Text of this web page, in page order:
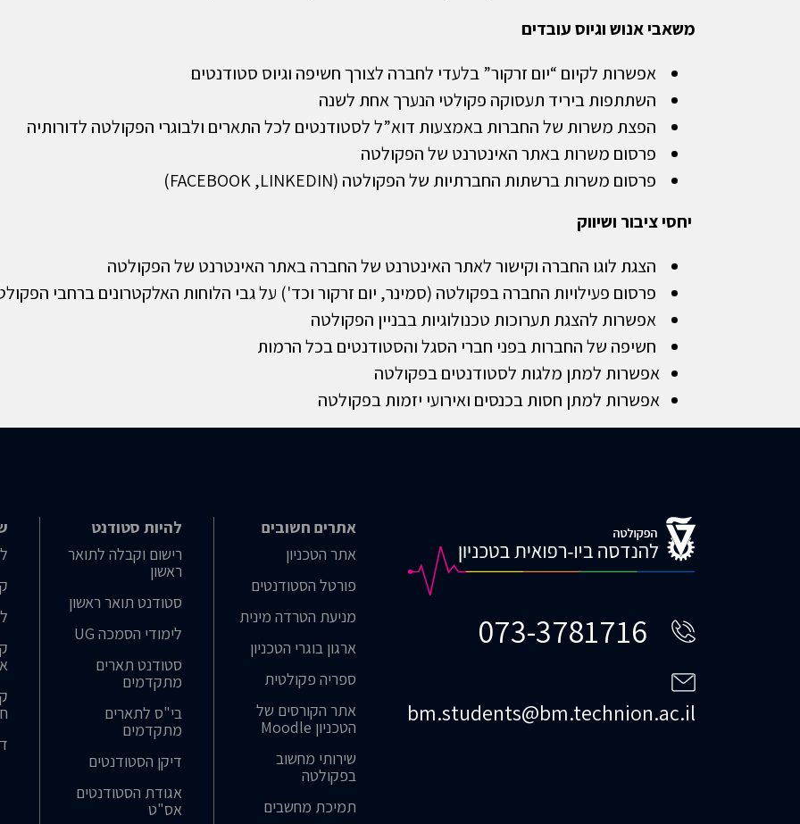
משאבי אנוש וגיוס עובדים
אפשרות לקיום “יום זרקור” בלעדי לחברה לצורך חשיפה וגיוס סטודנטים
השתתפות ביריד תעסוקה פקולטי הנערך אחת לשנה
הפצת משרות של החברות באמצעות דוא”ל לסטודנטים לכל התארים ולבוגרי הפקולטה לדורותיה
פרסום משרות באתר האינטרנט של הפקולטה
פרסום משרות ברשתות החברתיות של הפקולטה (FACEBOOK ,LINKEDIN)
יחסי ציבור ושיווק
הצגת לוגו החברה וקישור לאתר האינטרנט של החברה באתר האינטרנט של הפקולטה
פרסום פעילויות החברה בפקולטה (סמינר, יום זרקור וכד') על גבי הלוחות האלקטרונים ברחבי
אפשרות להצגת תערוכות טכנולוגיות בבניין הפקולטה
חשיפה של החברות בפני חברי הסגל והסטודנטים בכל הרמות
אפשרות למתן מלגות לסטודנטים בפקולטה
אפשרות למתן חסות בכנסים ואירועי יזמות בפקולטה
073-3781716
bm.students@bm.technion.ac.il
אתרים חשובים
אתר הטכניון
פורטל הסטודנטים
מניעת הטרדה מינית
ארגון בוגרי הטכניון
ספריה פקולטית
אתר הקורסים של
הטכניון Moodle
שירותי מחשוב
בפקולטה
תמיכת מחשבים
להיות סטודנט
רישום וקבלה לתואר
ראשון
סטודנט תואר ראשון
לימודי הסמכה UG
סטודנט תארים
מתקדמים
בי"ס לתארים
מתקדמים
דיקן הסטודנטים
אגודת הסטודנטים
אס"ט